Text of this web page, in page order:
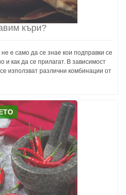
къри?
е само да се знае кои подправки се
и как да се прилагат. В зависимост
използват различни комбинации от